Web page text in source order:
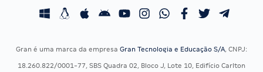
Concursos Fiscais
Calendário OAB
Gran é uma marca da empresa Gran Tecnologia e Educação S/A, CNPJ:
18.260.822/0001-77, SBS Quadra 02, Bloco J, Lote 10, Edifício Carlton